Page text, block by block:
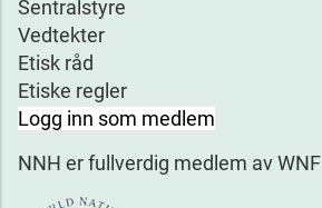
Sentralstyre
Vedtekter
Etisk råd
Etiske regler
Logg inn som medlem
NNH er fullverdig medlem av WNF